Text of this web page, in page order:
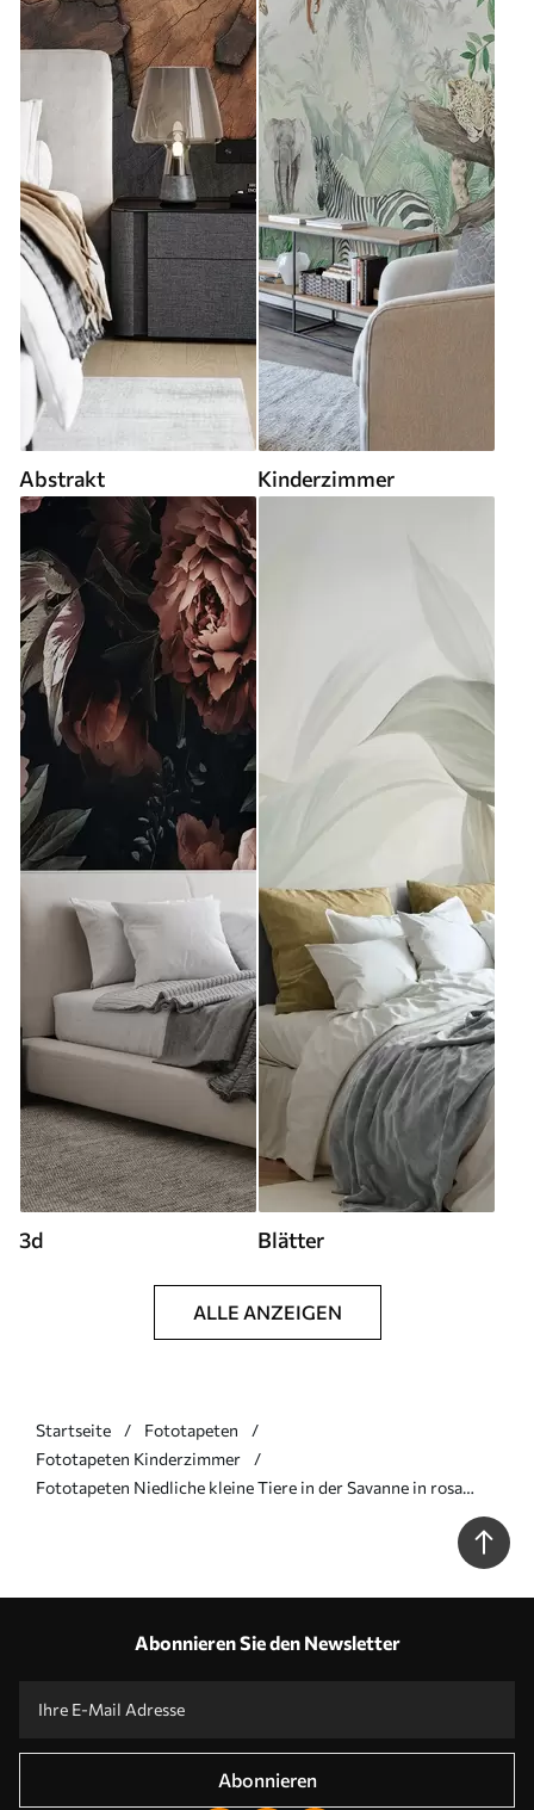
Abstrakt Kinderzimmer
3d Blätter
ALLE ANZEIGEN
Startseite
Fototapeten
Fototapeten Kinderzimmer
Fototapeten Niedliche kleine Tiere in der Savanne in rosa
Abonnieren Sie den Newsletter
Abonnieren